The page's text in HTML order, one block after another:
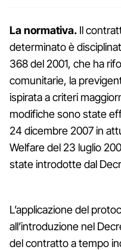
La normativa. Il
determinato è
368 del 2001, che ha
comunitarie, la
ispirata a criteri
modifiche sono state
24 dicembre 2007 in
Welfare del 23 luglio
state introdotte dal
L’applicazione del
all’introduzione nel
del contratto a tempo